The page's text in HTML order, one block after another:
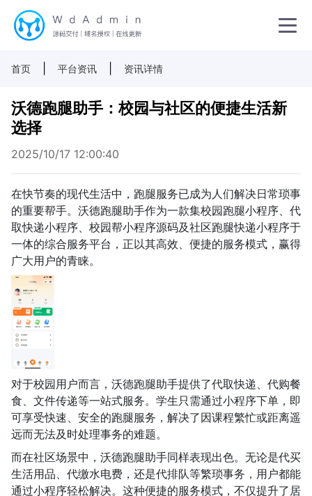
首页 平台资讯 资讯详情
沃德跑腿助手：校园与社区的便捷生活新
选择
2025/10/17 12:00:40
在快节奏的现代生活中，跑腿服务已成为人们解决日常琐事
的重要帮手。沃德跑腿助手作为一款集校园跑腿小程序、代
取快递小程序、校园帮小程序源码及社区跑腿快递小程序于
一体的综合服务平台，正以其高效、便捷的服务模式，赢得
广大用户的青睐。
对于校园用户而言，沃德跑腿助手提供了代取快递、代购餐
食、文件传递等一站式服务。学生只需通过小程序下单，即
可享受快速、安全的跑腿服务，解决了因课程繁忙或距离遥
远而无法及时处理事务的难题。
而在社区场景中，沃德跑腿助手同样表现出色。无论是代买
生活用品、代缴水电费，还是代排队等繁琐事务，用户都能
通过小程序轻松解决。这种便捷的服务模式，不仅提升了居